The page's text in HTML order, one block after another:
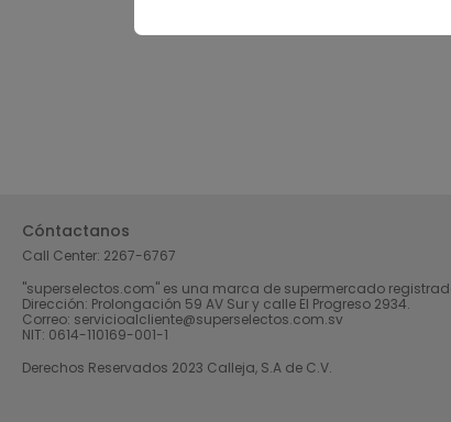
Cóntactanos
Call Center: 2267-6767
"superselectos.com" es una marca de supermercado
Dirección: Prolongación 59 AV Sur y calle El Progreso 2934.
Correo: servicioalcliente@superselectos.com.sv
NIT: 0614-110169-001-1
Derechos Reservados 2023 Calleja, S.A de C.V.